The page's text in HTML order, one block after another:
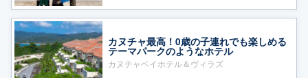
カヌチャ最高！0歳の子連れでも楽しめる
テーマパークのようなホテル
カヌチャベイホテル＆ヴィラズ